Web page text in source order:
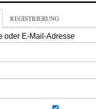
REGISTRIERUNG
oder E-Mail-Adresse